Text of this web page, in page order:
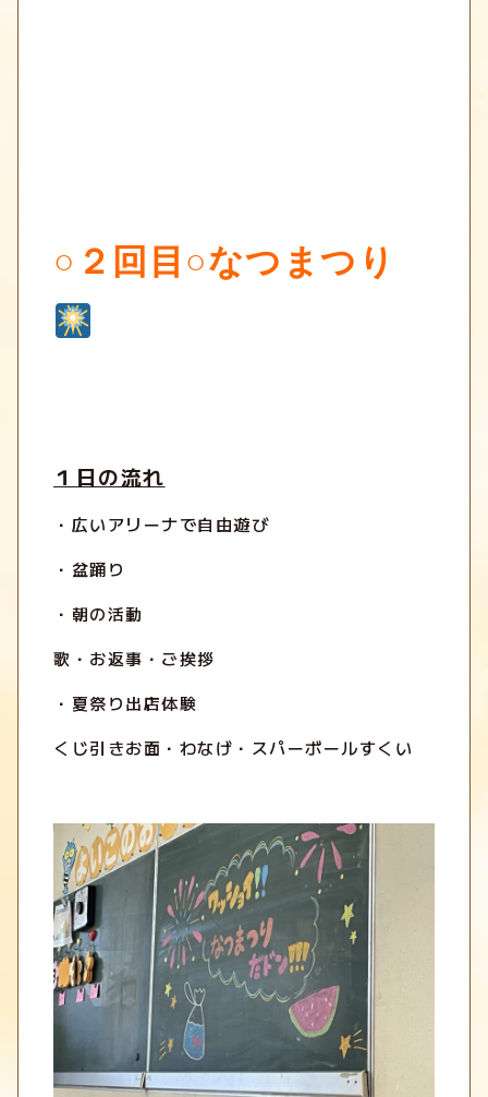
○２回目○なつまつり
１日の流れ
・広いアリーナで自由遊び
・盆踊り
・朝の活動
歌・お返事・ご挨拶
・夏祭り出店体験
くじ引きお面・わなげ・スパーボールすくい